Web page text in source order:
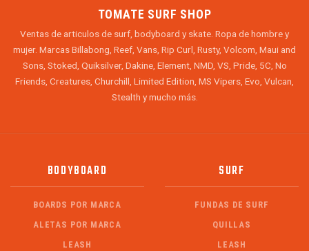
TOMATE SURF SHOP
Ventas de articulos de surf, bodyboard y skate. Ropa de hombre y
mujer. Marcas Billabong, Reef, Vans, Rip Curl, Rusty, Volcom, Maui and
Sons, Stoked, Quiksilver, Dakine, Element, NMD, VS, Pride, 5C, No
Friends, Creatures, Churchill, Limited Edition, MS Vipers, Evo, Vulcan,
Stealth y mucho más.
BODYBOARD
BOARDS POR MARCA
ALETAS POR MARCA
LEASH
SURF
FUNDAS DE SURF
QUILLAS
LEASH